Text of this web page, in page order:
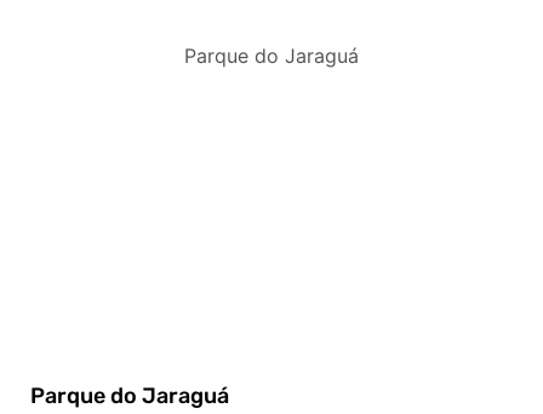
Parque do Jaraguá
Parque do Jaraguá